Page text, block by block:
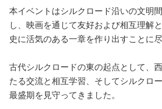
本イベントはシルクロード沿いの文明
し、映画を通じて友好および相互理解
史に活気のある一章を作り出すことに
古代シルクロードの東の起点として、
たる交流と相互学習、そしてシルクロ
最盛期を見守ってきました。